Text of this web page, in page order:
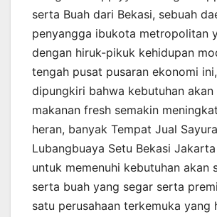
serta Buah dari Bekasi, sebuah
penyangga ibukota metropolitan
dengan hiruk-pikuk kehidupan
tengah pusat pusaran ekonomi
dipungkiri bahwa kebutuhan akan
makanan fresh semakin
heran, banyak Tempat Jual
Lubangbuaya Setu Bekasi
untuk memenuhi kebutuhan akan
serta buah yang segar serta
satu perusahaan terkemuka yang